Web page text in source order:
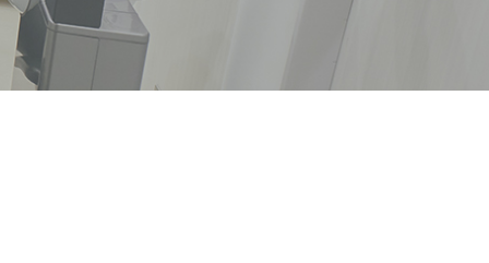
は
当院の治療のポイント
歯内療法後の補綴治療
症例集